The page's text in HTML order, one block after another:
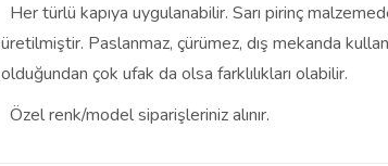
Her türlü kapıya uygulanabilir. Sarı pirinç
üretilmiştir. Paslanmaz, çürümez, dış mekanda
olduğundan çok ufak da olsa farklılıkları olabilir.
Özel renk/model siparişleriniz alınır.